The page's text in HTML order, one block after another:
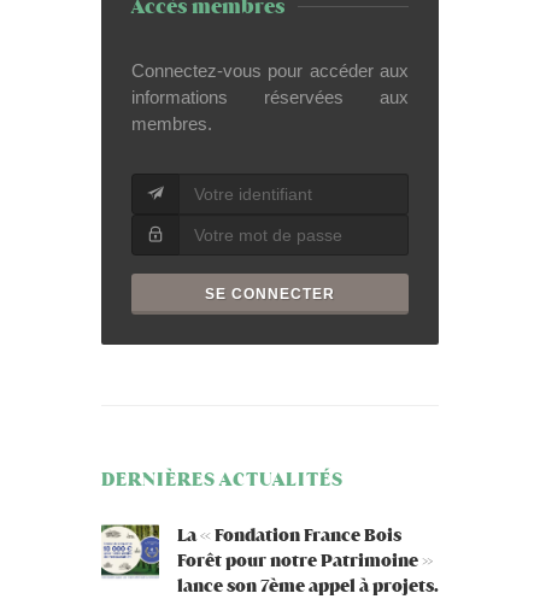
Accès membres
Connectez-vous pour accéder aux
informations réservées aux
membres.
DERNIÈRES ACTUALITÉS
La « Fondation France Bois
Forêt pour notre Patrimoine »
lance son 7ème appel à projets.